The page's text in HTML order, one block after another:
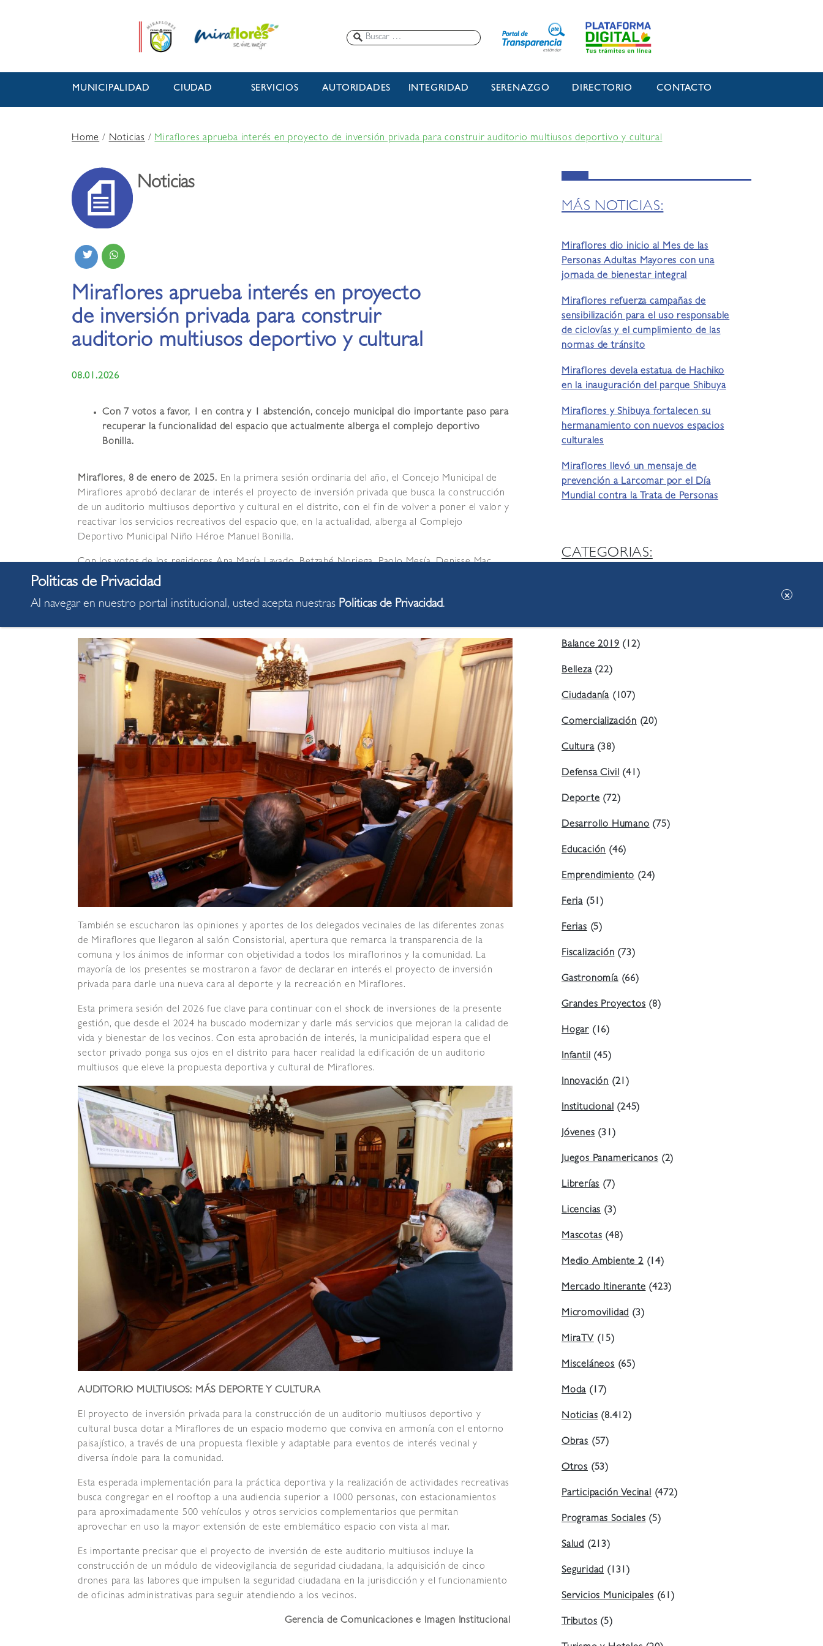
MUNICIPALIDAD CIUDAD SERVICIOS AUTORIDADES INTEGRIDAD SERENAZGO DIRECTORIO CONTACTO
Home/Noticias /Miraflores aprueba interés en proyecto de inversión privada para construir auditorio multiusos deportivo y cultural
Noticias
Miraflores aprueba interés en proyecto
de inversión privada para construir
auditorio multiusos deportivo y cultural
08.01.2026
Con 7 votos a favor, 1 en contra y 1 abstención, concejo municipal dio importante paso para
recuperar la funcionalidad del espacio que actualmente alberga el complejo deportivo
Bonilla.
Miraflores, 8 de enero de 2025. En la primera sesión ordinaria del año, el Concejo Municipal de
Miraflores aprobó declarar de interés el proyecto de inversión privada que busca la construcción
de un auditorio multiusos deportivo y cultural en el distrito, con el fin de volver a poner el valor y
reactivar los servicios recreativos del espacio que, en la actualidad, alberga al Complejo
Deportivo Municipal Niño Héroe Manuel Bonilla.
Con los votos de los regidores Ana María Lavado, Betzabé Noriega, Paolo Mesía, Denisse Mac
Cubbin, Nancy Pérez, Gustavo Alva y José Carlos Rosas Zárich, la iniciativa de la comuna fue
(Asesoría Jurídica) y José Oviedo (Desarrollo Urbano), y del subgerente Felipe Ojeda (Deportes).
También se escucharon las opiniones y aportes de los delegados vecinales de las diferentes zonas
de Miraflores que llegaron al salón Consistorial, apertura que remarca la transparencia de la
comuna y los ánimos de informar con objetividad a todos los miraflorinos y la comunidad. La
mayoría de los presentes se mostraron a favor de declarar en interés el proyecto de inversión
privada para darle una nueva cara al deporte y la recreación en Miraflores.
Esta primera sesión del 2026 fue clave para continuar con el shock de inversiones de la presente
gestión, que desde el 2024 ha buscado modernizar y darle más servicios que mejoran la calidad de
vida y bienestar de los vecinos. Con esta aprobación de interés, la municipalidad espera que el
sector privado ponga sus ojos en el distrito para hacer realidad la edificación de un auditorio
multiusos que eleve la propuesta deportiva y cultural de Miraflores.
AUDITORIO MULTIUSOS: MÁS DEPORTE Y CULTURA
El proyecto de inversión privada para la construcción de un auditorio multiusos deportivo y
cultural busca dotar a Miraflores de un espacio moderno que conviva en armonía con el entorno
paisajístico, a través de una propuesta flexible y adaptable para eventos de interés vecinal y
diversa índole para la comunidad.
Esta esperada implementación para la práctica deportiva y la realización de actividades recreativas
busca congregar en el rooftop a una audiencia superior a 1000 personas, con estacionamientos
para aproximadamente 500 vehículos y otros servicios complementarios que permitan
aprovechar en uso la mayor extensión de este emblemático espacio con vista al mar.
Es importante precisar que el proyecto de inversión de este auditorio multiusos incluye la
construcción de un módulo de videovigilancia de seguridad ciudadana, la adquisición de cinco
drones para las labores que impulsen la seguridad ciudadana en la jurisdicción y el funcionamiento
de oficinas administrativas para seguir atendiendo a los vecinos.
Gerencia de Comunicaciones e Imagen Institucional
MÁS NOTICIAS:
Miraflores dio inicio al Mes de las
Personas Adultas Mayores con una
jornada de bienestar integral
Miraflores refuerza campañas de
sensibilización para el uso responsable
de ciclovías y el cumplimiento de las
normas de tránsito
Miraflores devela estatua de Hachiko
en la inauguración del parque Shibuya
Miraflores y Shibuya fortalecen su
hermanamiento con nuevos espacios
culturales
Miraflores llevó un mensaje de
prevención a Larcomar por el Día
Mundial contra la Trata de Personas
CATEGORIAS:
Balance 2019(12)
Belleza(22)
Ciudadanía (107)
Comercialización(20)
Cultura(38)
Defensa Civil(41)
Deporte(72)
Desarrollo Humano(75)
Educación(46)
Emprendimiento(24)
Feria (51)
Ferias(5)
Fiscalización(73)
Gastronomía(66)
Grandes Proyectos(8)
Hogar (16)
Infantil(45)
Innovación (21)
Institucional(245)
Jóvenes(31)
Juegos Panamericanos (2)
Librerías(7)
Licencias(3)
Mascotas(48)
Medio Ambiente 2(14)
Mercado Itinerante(423)
Micromovilidad(3)
MiraTV(15)
Misceláneos(65)
Moda(17)
Noticias(8.412)
Obras (57)
Otros (53)
Participación Vecinal(472)
Programas Sociales(5)
Salud (213)
Seguridad(131)
Servicios Municipales(61)
Tributos(5)
Al navegar en nuestro portal institucional, usted acepta nuestras Politicas de Privacidad.